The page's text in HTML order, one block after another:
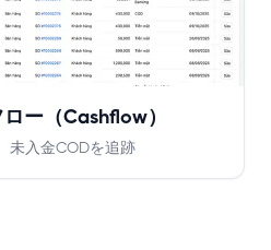
ー（Cashflow）
未入金CODを追跡